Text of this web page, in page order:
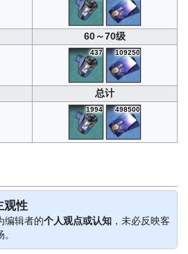
60～70级
437 109250
总计
1994 498500
观性
编辑者的个人观点或认知 ，未必反映客